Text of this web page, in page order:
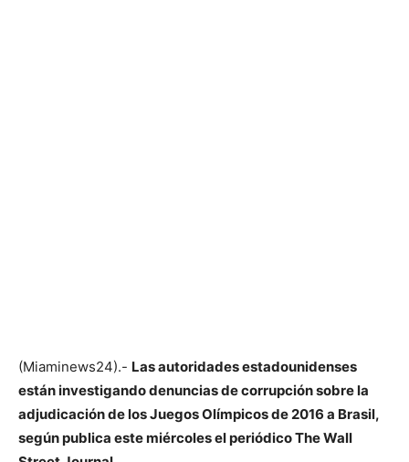
(Miaminews24).- Las autoridades estadounidenses
están investigando denuncias de corrupción sobre la
adjudicación de los Juegos Olímpicos de 2016 a Brasil,
según publica este miércoles el periódico The Wall